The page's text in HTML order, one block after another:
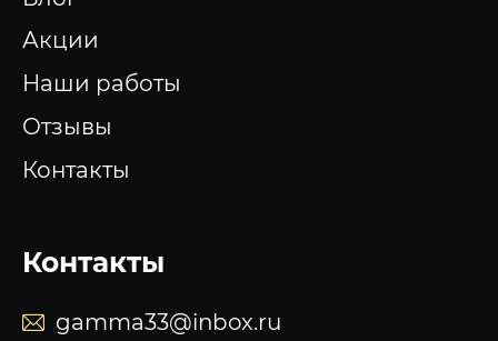
Акции
Наши работы
Отзывы
Контакты
Контакты
gamma33@inbox.ru